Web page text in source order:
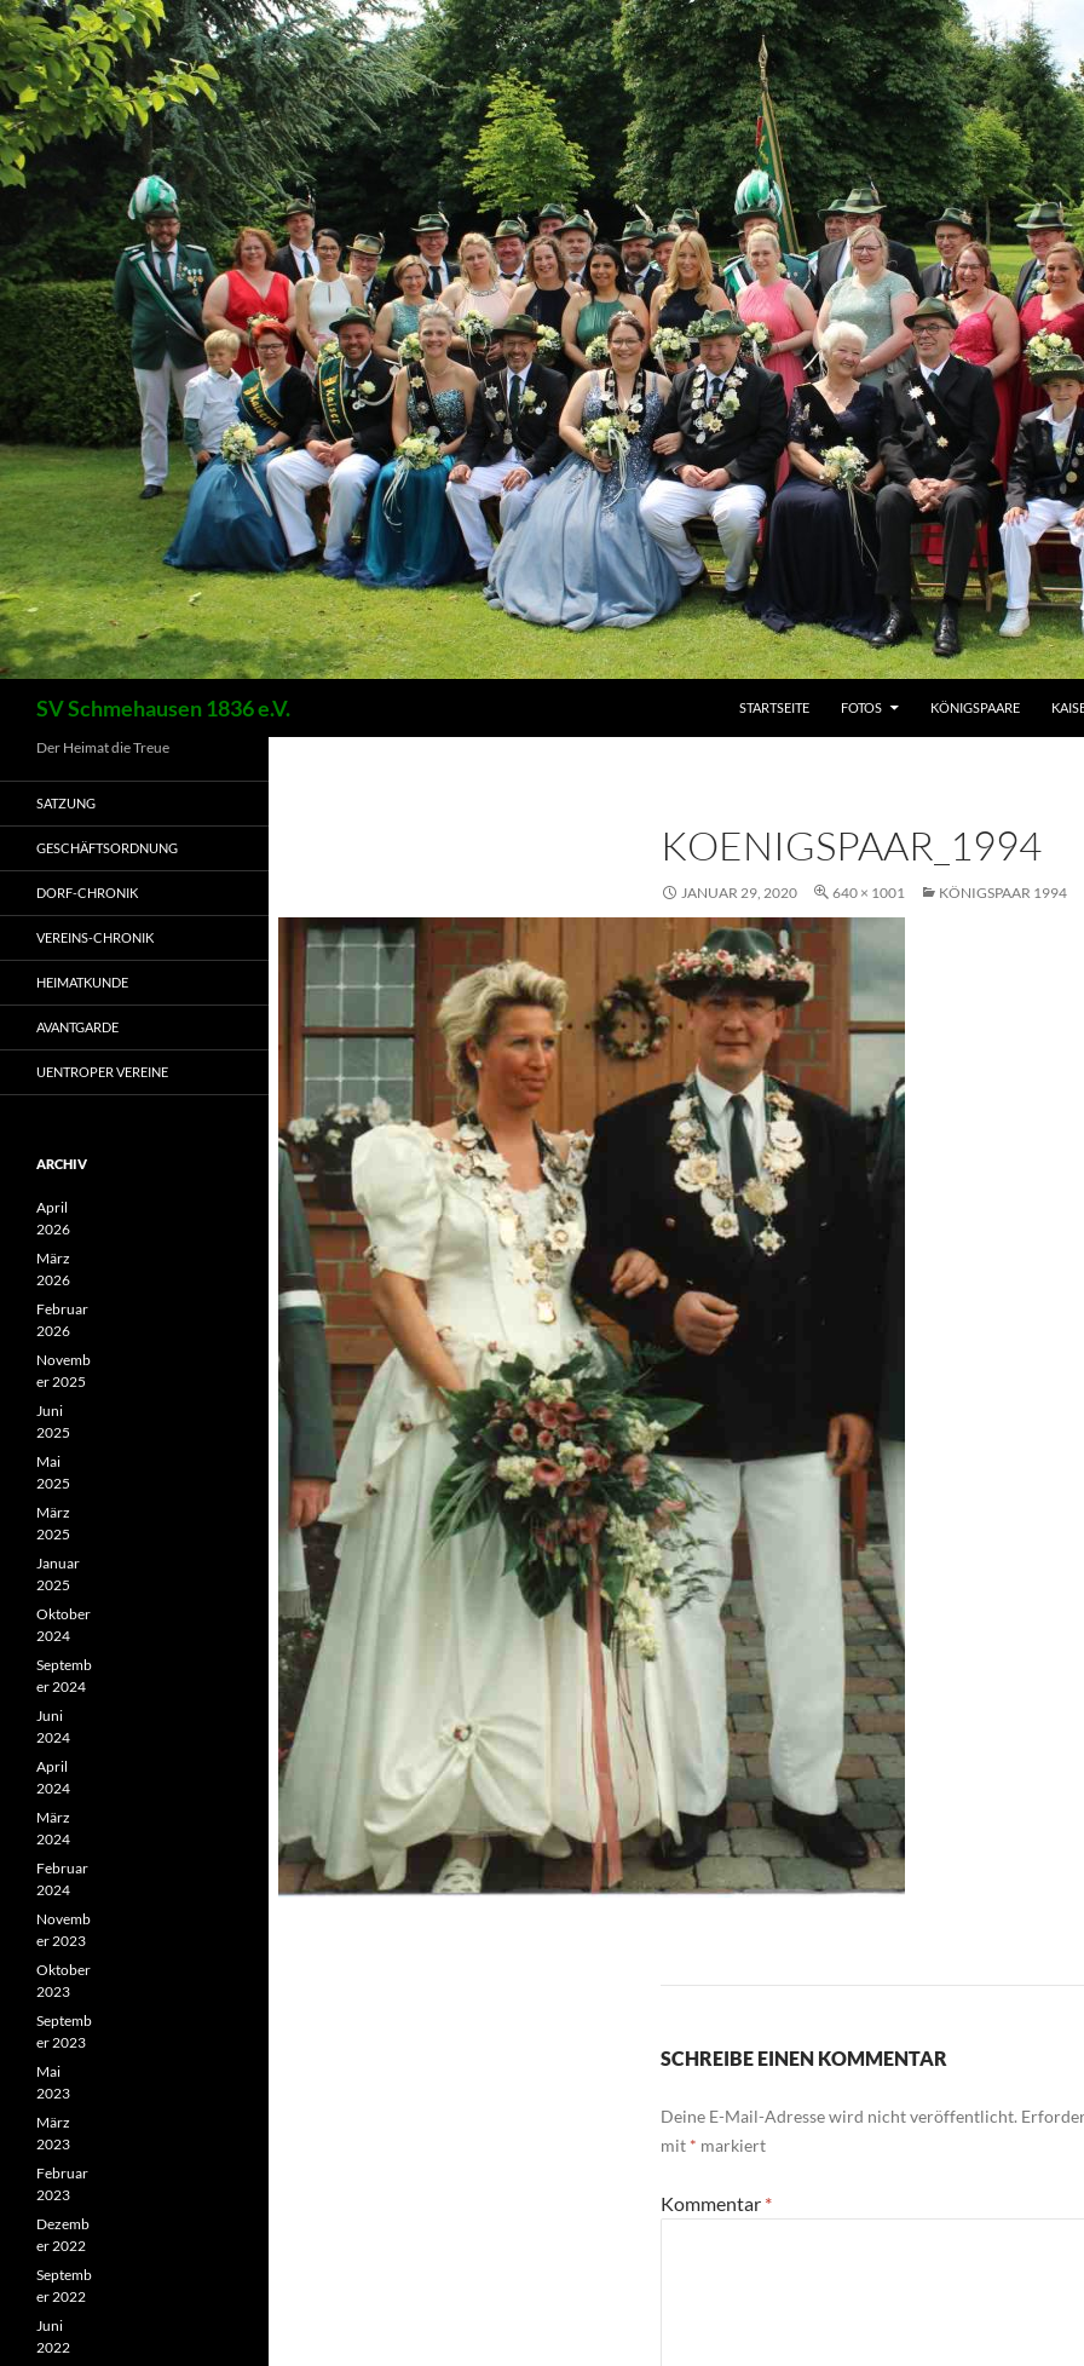
SV Schmehausen 1836 e.V.
STARTSEITE
FOTOS KÖNIGSPAARE
KOENIGSPAAR_1994
JANUAR 29, 2020 640 × 1001 KÖNIGSPAAR 1994
SCHREIBE EINEN KOMMENTAR
Deine E-Mail-Adresse wird nicht veröffentlicht.
mit * markiert
Kommentar *
Der Heimat die Treue
SATZUNG
GESCHÄFTSORDNUNG
DORF-CHRONIK
VEREINS-CHRONIK
HEIMATKUNDE
AVANTGARDE
UENTROPER VEREINE
ARCHIV
April
2026
März
2026
Februar
2026
Novemb
er 2025
Juni
2025
Mai
2025
März
2025
Januar
2025
Oktober
2024
Septemb
er 2024
Juni
2024
April
2024
März
2024
Februar
2024
Novemb
er 2023
Oktober
2023
Septemb
er 2023
Mai
2023
März
2023
Februar
2023
Dezemb
er 2022
Septemb
er 2022
Juni
2022